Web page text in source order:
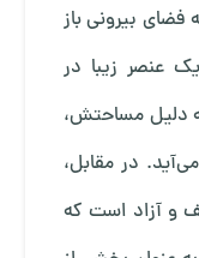
بیرونی باز
عنصر زیبا در
دلیل مساحتش،
در مقابل،
و آزاد است که